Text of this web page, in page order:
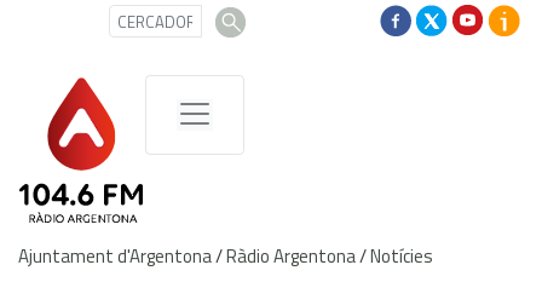
Ajuntament d'Argentona/Ràdio Argentona/Notícies